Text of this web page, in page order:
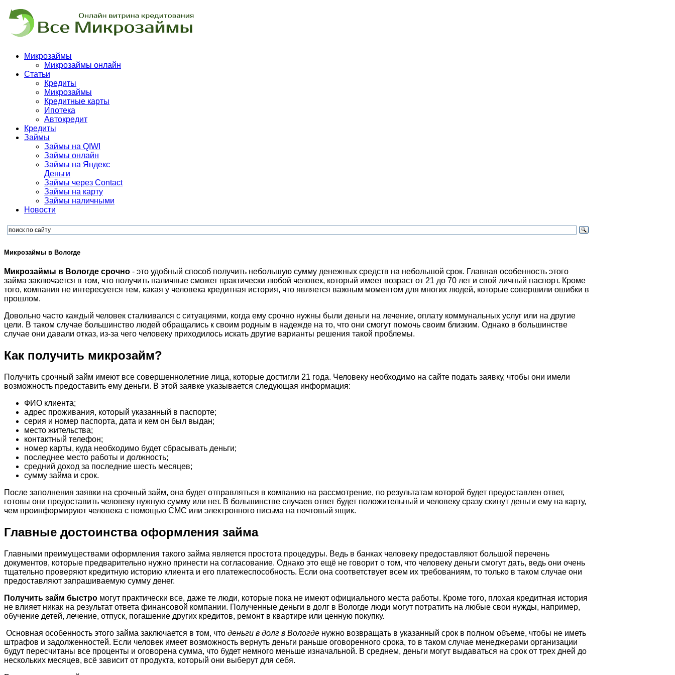
Микрозаймы
Микрозаймы онлайн
Статьи
Кредиты
Микрозаймы
Кредитные карты
Ипотека
Автокредит
Кредиты
Займы
Займы на QIWI
Займы онлайн
Займы на Яндекс
Деньги
Займы через Contact
Займы на карту
Займы наличными
Новости
Микрозаймы в Вологде
Микрозаймы в Вологде срочно - это удобный способ получить небольшую сумму денежных средств на небольшой срок. Главная особенность этого
займа заключается в том, что получить наличные сможет практически любой человек, который имеет возраст от 21 до 70 лет и свой личный паспорт. Кроме
того, компания не интересуется тем, какая у человека кредитная история, что является важным моментом для многих людей, которые совершили ошибки в
прошлом.
Довольно часто каждый человек сталкивался с ситуациями, когда ему срочно нужны были деньги на лечение, оплату коммунальных услуг или на другие
цели. В таком случае большинство людей обращались к своим родным в надежде на то, что они смогут помочь своим близким. Однако в большинстве
случае они давали отказ, из-за чего человеку приходилось искать другие варианты решения такой проблемы.
Как получить микрозайм?
Получить срочный займ имеют все совершеннолетние лица, которые достигли 21 года. Человеку необходимо на сайте подать заявку, чтобы они имели
возможность предоставить ему деньги. В этой заявке указывается следующая информация:
ФИО клиента;
адрес проживания, который указанный в паспорте;
серия и номер паспорта, дата и кем он был выдан;
место жительства;
контактный телефон;
номер карты, куда необходимо будет сбрасывать деньги;
последнее место работы и должность;
средний доход за последние шесть месяцев;
сумму займа и срок.
После заполнения заявки на срочный займ, она будет отправляться в компанию на рассмотрение, по результатам которой будет предоставлен ответ,
готовы они предоставить человеку нужную сумму или нет. В большинстве случаев ответ будет положительный и человеку сразу скинут деньги ему на карту,
чем проинформируют человека с помощью СМС или электронного письма на почтовый ящик.
Главные достоинства оформления займа
Главными преимуществами оформления такого займа является простота процедуры. Ведь в банках человеку предоставляют большой перечень
документов, которые предварительно нужно принести на согласование. Однако это ещё не говорит о том, что человеку деньги смогут дать, ведь они очень
тщательно проверяют кредитную историю клиента и его платежеспособность. Если она соответствует всем их требованиям, то только в таком случае они
предоставляют запрашиваемую сумму денег.
Получить займ быстро могут практически все, даже те люди, которые пока не имеют официального места работы. Кроме того, плохая кредитная история
не влияет никак на результат ответа финансовой компании. Полученные деньги в долг в Вологде люди могут потратить на любые свои нужды, например,
обучение детей, лечение, отпуск, погашение других кредитов, ремонт в квартире или ценную покупку.
Основная особенность этого займа заключается в том, что деньги в долг в Вологде нужно возвращать в указанный срок в полном объеме, чтобы не иметь
штрафов и задолженностей. Если человек имеет возможность вернуть деньги раньше оговоренного срока, то в таком случае менеджерами организации
будут пересчитаны все проценты и оговорена сумма, что будет немного меньше изначальной. В среднем, деньги могут выдаваться на срок от трех дней до
нескольких месяцев, всё зависит от продукта, который они выберут для себя.